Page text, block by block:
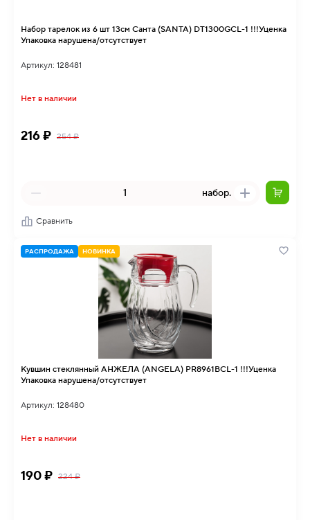
Набор тарелок из 6 шт 13см Санта (SANTA) DT1300GCL-1 !!!Уценка
Упаковка нарушена/отсутствует
Артикул: 128481
Нет в наличии
216 ₽ 254 ₽
набор.
Сравнить
РАСПРОДАЖА НОВИНКА
Кувшин стеклянный АНЖЕЛА (ANGELA) PR8961BCL-1 !!!Уценка
Упаковка нарушена/отсутствует
Артикул: 128480
Нет в наличии
190 ₽ 224 ₽